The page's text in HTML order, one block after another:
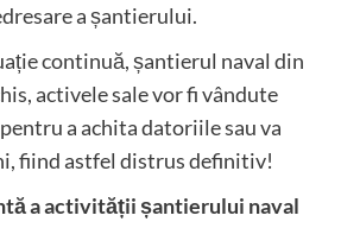
a șantierului.
continuă, șantierul naval din
activele sale vor fi vândute
a achita datoriile sau va
fiind astfel distrus definitiv!
a activității șantierului naval